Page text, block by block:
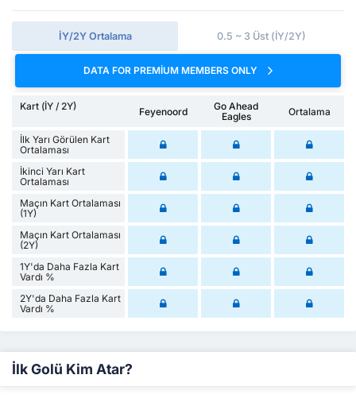
İY/2Y Ortalama 0.5 ~ 3 Üst (İY/2Y)
DATA FOR PREMIUM MEMBERS ONLY
Kart (İY / 2Y) Feyenoord
Go Ahead
Eagles
Ortalama
İlk Yarı Görülen Kart
Ortalaması
İkinci Yarı Kart
Ortalaması
Maçın Kart Ortalaması
(1Y)
Maçın Kart Ortalaması
(2Y)
1Y'da Daha Fazla Kart
Vardı %
2Y'da Daha Fazla Kart
Vardı %
İlk Golü Kim Atar?